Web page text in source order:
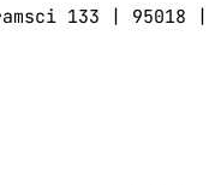
133 | 95018